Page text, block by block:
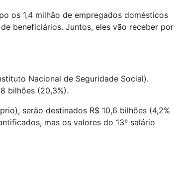
os 1,4 milhão de empregados domésticos
beneficiários. Juntos, eles vão receber por
Nacional de Seguridade Social).
bilhões (20,3%).
serão destinados R$ 10,6 bilhões (4,2%
mas os valores do 13º salário